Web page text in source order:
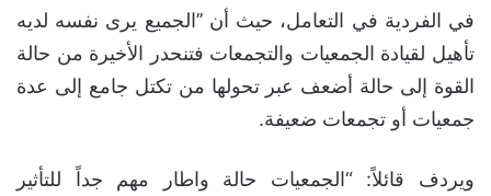
في الفردية في التعامل، حيث أن ’’الجميع يرى نفسه لديه
تأهيل لقيادة الجمعيات والتجمعات فتنحدر الأخيرة من حالة
القوة إلى حالة أضعف عبر تحولها من تكتل جامع إلى عدة
جمعيات أو تجمعات ضعيفة.
ويردف قائلاً: “الجمعيات حالة واطار مهم جداً للتأثير